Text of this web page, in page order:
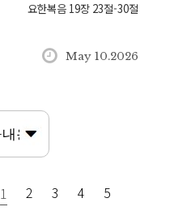
요한복음 19장 23절-30절
May 10.2026
1 2 3 4 5